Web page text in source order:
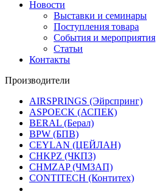
Новости
Выставки и семинары
Поступления товара
События и мероприятия
Статьи
Контакты
Производители
AIRSPRINGS (Эйрспринг)
ASPOECK (АСПЕК)
BERAL (Берал)
BPW (БПВ)
CEYLAN (ЦЕЙЛАН)
CHKPZ (ЧКПЗ)
CHMZAP (ЧМЗАП)
CONTITECH (Контитех)